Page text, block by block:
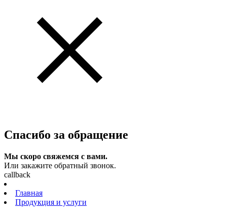
Спасибо за обращение
Мы скоро свяжемся с вами.
Или закажите обратный звонок.
callback
Главная
Продукция и услуги